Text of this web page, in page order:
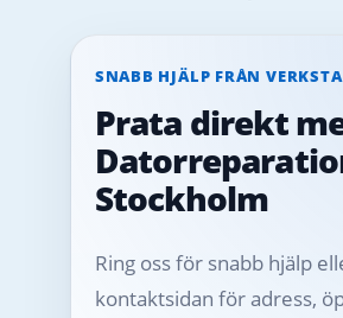
SNABB HJÄLP FRÅN
Prata direkt
Stockholm
Ring oss för snabb hjälp
kontaktsidan för adress,